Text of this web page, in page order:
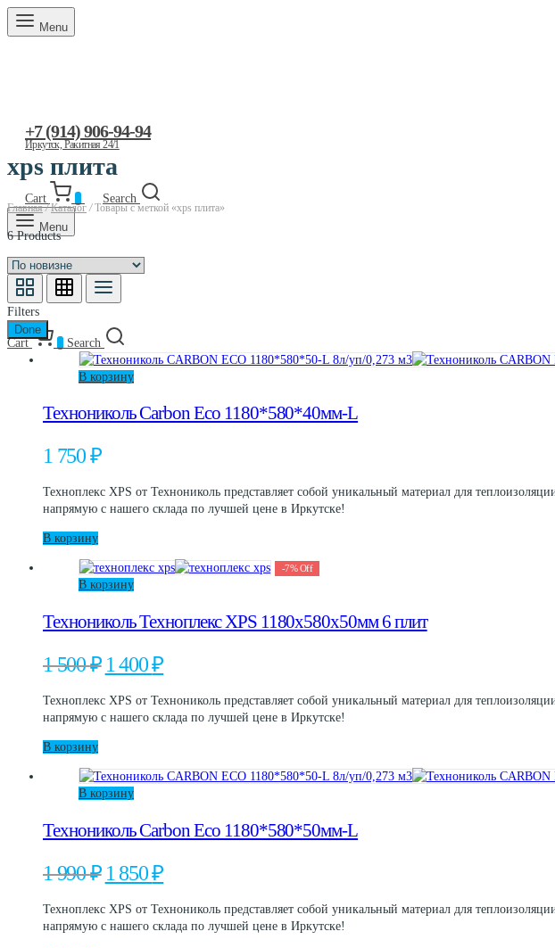
Menu
+7 (914) 906-94-94
Иркутск, Ракитная 24/1
Cart Search
Menu
Cart Search
xps плита
Главная / Каталог /Товары с меткой «xps плита»
6 Products
Filters
Done
В корзину
Технониколь Carbon Eco 1180*580*40мм-L
1 750₽
Техноплекс XPS от Технониколь представляет собой уникальный материал для
напрямую с нашего склада по лучшей цене в Иркутске!
В корзину
-7% Off
В корзину
Технониколь Техноплекс XPS 1180х580х50мм 6 плит
1 500₽ Первоначальная
цена
1
500 ₽.
1 400₽Текущая
цена:
400 ₽.
Техноплекс XPS от Технониколь представляет собой уникальный материал для
напрямую с нашего склада по лучшей цене в Иркутске!
В корзину
В корзину
Технониколь Carbon Eco 1180*580*50мм-L
1 990₽ Первоначальная
цена
1
990 ₽.
1 850₽Текущая
цена:
850 ₽.
Техноплекс XPS от Технониколь представляет собой уникальный материал для
напрямую с нашего склада по лучшей цене в Иркутске!